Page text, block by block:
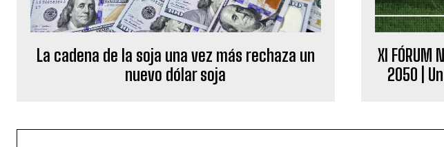
La cadena de la soja una vez más rechaza un
nuevo dólar soja
XI FÓRUM
2050 |